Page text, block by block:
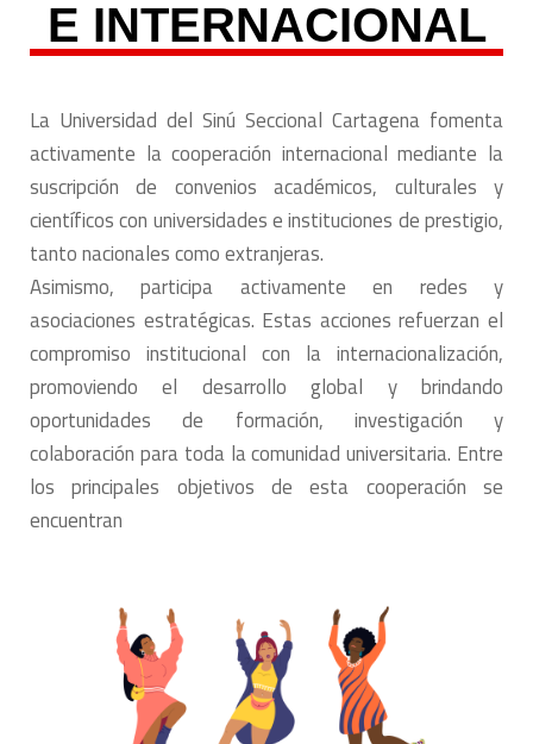
E INTERNACIONAL
La Universidad del Sinú Seccional Cartagena fomenta
activamente la cooperación internacional mediante la
suscripción de convenios académicos, culturales y
científicos con universidades e instituciones de prestigio,
tanto nacionales como extranjeras.
Asimismo, participa activamente en redes y
asociaciones estratégicas. Estas acciones refuerzan el
compromiso institucional con la internacionalización,
promoviendo el desarrollo global y brindando
oportunidades de formación, investigación y
colaboración para toda la comunidad universitaria. Entre
los principales objetivos de esta cooperación se
encuentran